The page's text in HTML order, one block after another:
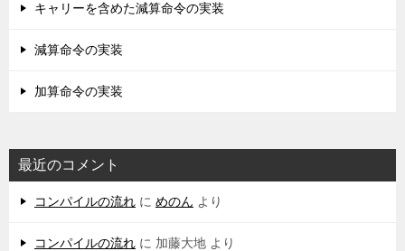
キャリーを含めた減算命令の実装
減算命令の実装
加算命令の実装
最近のコメント
コンパイルの流れ に めのん より
コンパイルの流れ に 加藤大地 より